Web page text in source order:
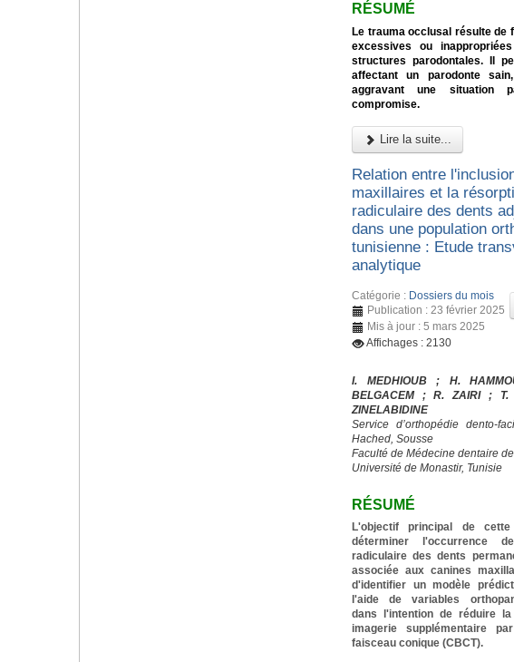
RÉSUMÉ
Le trauma occlusal résulte de
excessives ou
structures parodontales. Il
affectant un parodonte
aggravant une situation
compromise.
Lire la suite...
Relation entre
maxillaires et la
radiculaire des dents
dans une population
tunisienne : Etude
analytique
Catégorie : Dossiers du mois
Publication : 23 février 2025
Mis à jour : 5 mars 2025
Affichages : 2130
I. MEDHIOUB ; H.
BELGACEM ; R. ZAIRI ; T.
ZINELABIDINE
Service d’orthopédie dento-
Hached, Sousse
Faculté de Médecine dentaire
Université de Monastir, Tunisie
RÉSUMÉ
L'objectif principal de
déterminer l'occurrence
radiculaire des dents
associée aux canines
d'identifier un modèle
l'aide de variables
dans l'intention de réduire
imagerie supplémentaire
faisceau conique (CBCT).